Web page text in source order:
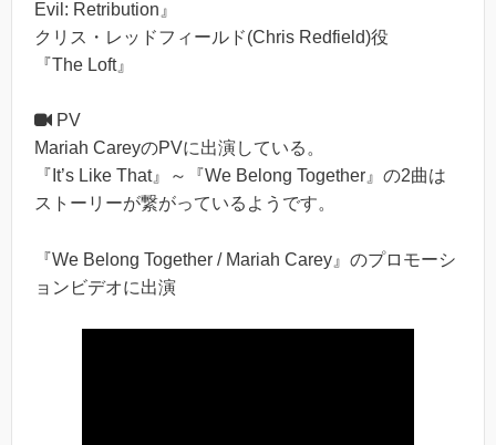
Evil: Retribution』
クリス・レッドフィールド(Chris Redfield)役
『The Loft』
PV
Mariah CareyのPVに出演している。
『It’s Like That』～『We Belong Together』の2曲は
ストーリーが繋がっているようです。
『We Belong Together / Mariah Carey』のプロモーシ
ョンビデオに出演